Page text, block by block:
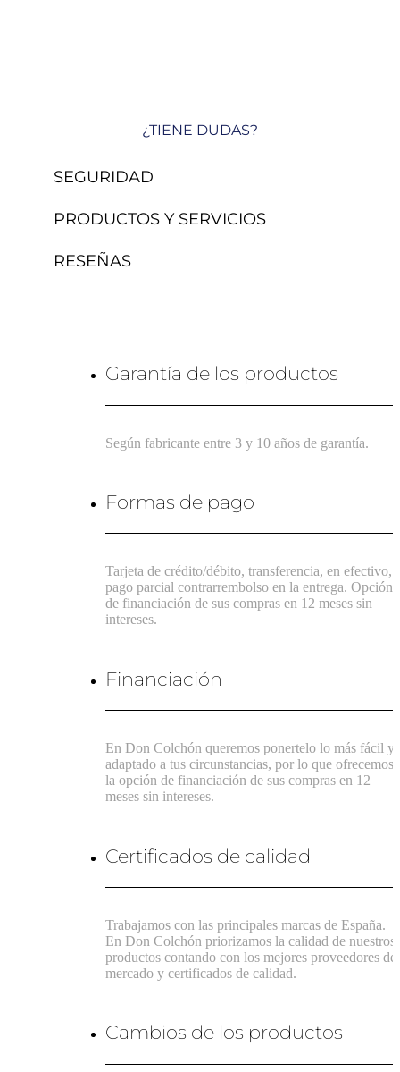
¿TIENE DUDAS?
SEGURIDAD
PRODUCTOS Y SERVICIOS
RESEÑAS
Garantía de los productos
Según fabricante entre 3 y 10 años de garantía.
Formas de pago
Tarjeta de crédito/débito, transferencia, en efectivo,
pago parcial contrarrembolso en la entrega. Opción
de financiación de sus compras en 12 meses sin
intereses.
Financiación
En Don Colchón queremos ponertelo lo más fácil y
adaptado a tus circunstancias, por lo que ofrecemos
la opción de financiación de sus compras en 12
meses sin intereses.
Certificados de calidad
Trabajamos con las principales marcas de España.
En Don Colchón priorizamos la calidad de nuestros
productos contando con los mejores proveedores del
mercado y certificados de calidad.
Cambios de los productos